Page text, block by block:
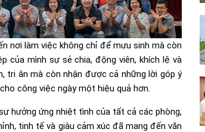
nơi làm việc không chỉ để mưu sinh mà còn
của mình sự sẻ chia, động viên, khích lệ và
tri ân mà còn nhận được cả những lời góp ý
công việc ngày một hiệu quả hơn.
hưởng ứng nhiệt tình của tất cả các phòng,
tinh tế và giàu cảm xúc đã mang đến văn